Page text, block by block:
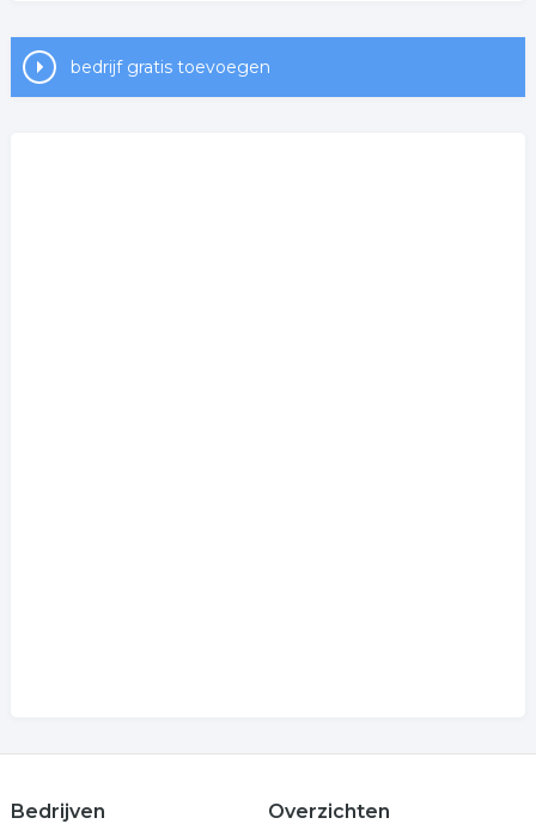
bedrijf gratis toevoegen
Bedrijven Overzichten